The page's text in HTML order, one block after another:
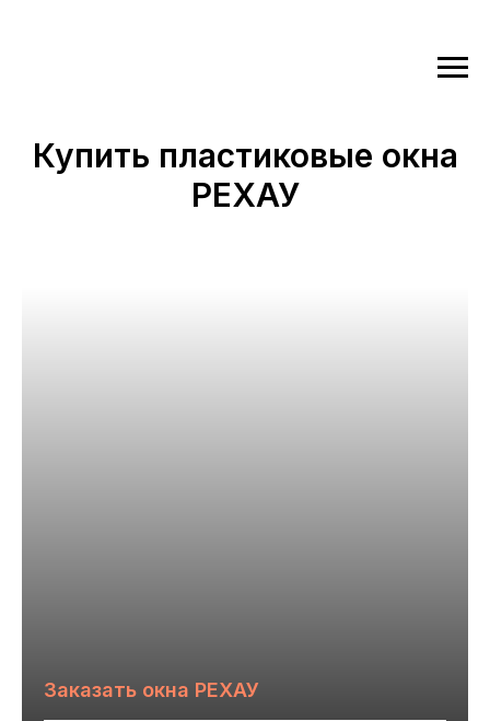
Купить пластиковые окна
РЕХАУ
Заказать окна РЕХАУ